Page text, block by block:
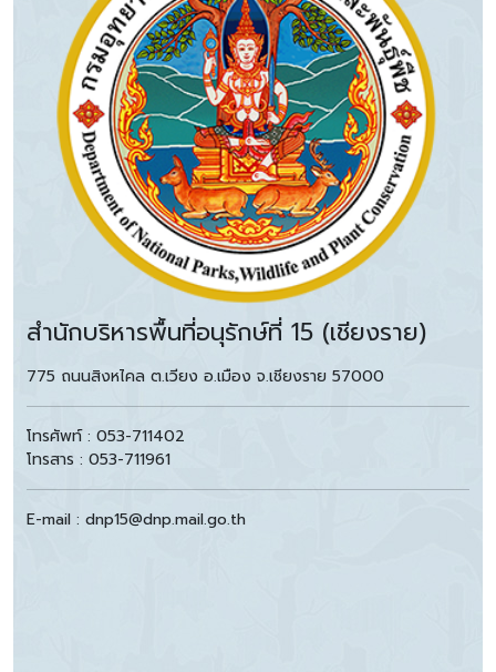
สำนักบริหารพื้นที่อนุรักษ์ที่ 15 (เชียงราย)
775 ถนนสิงหไคล ต.เวียง อ.เมือง จ.เชียงราย 57000
โทรศัพท์ : 053-711402
โทรสาร : 053-711961
E-mail : dnp15@dnp.mail.go.th